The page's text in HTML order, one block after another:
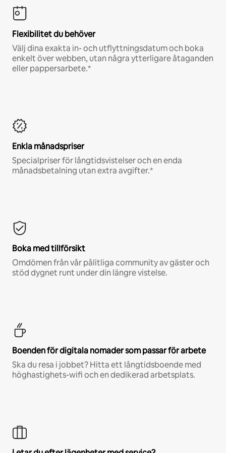
Flexibilitet du behöver
Välj dina exakta in- och utflyttningsdatum och boka
enkelt över webben, utan några ytterligare åtaganden
eller pappersarbete.*
Enkla månadspriser
Specialpriser för långtidsvistelser och en enda
månadsbetalning utan extra avgifter.*
Boka med tillförsikt
Omdömen från vår pålitliga community av gäster och
stöd dygnet runt under din längre vistelse.
Boenden för digitala nomader som passar för arbete
Ska du resa i jobbet? Hitta ett långtidsboende med
höghastighets-wifi och en dedikerad arbetsplats.